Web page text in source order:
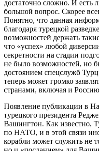
достаточно сложно. И
большой вопрос. Скорее
Понятно, что данная
благодаря турецкой
возможностей держать
что «успех» любой
секретности на стадии
не было возможностей, но
достоянием спецслужб
теперь может громко
странами, включая и
Появление публикации в
турецкого президента
Вашингтон. Как известно,
по НАТО, и в этой связи
корабли может служить не